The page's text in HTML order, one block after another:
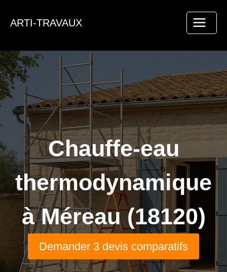
ARTI-TRAVAUX
Chauffe-eau
thermodynamique
à Méreau (18120)
Demander 3 devis comparatifs